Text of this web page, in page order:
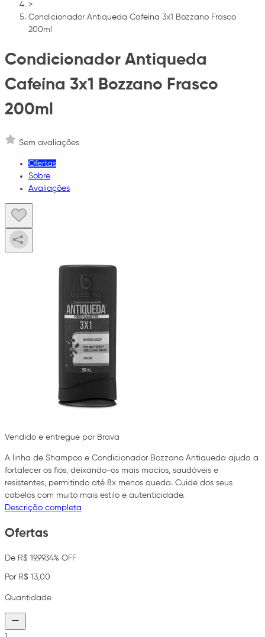
>
Condicionador Antiqueda Cafeína 3x1 Bozzano Frasco
200ml
Condicionador Antiqueda
Cafeína 3x1 Bozzano Frasco
200ml
Sem avaliações
Ofertas
Sobre
Avaliações
Vendido e entregue por Brava
A linha de Shampoo e Condicionador Bozzano Antiqueda ajuda a
fortalecer os fios, deixando-os mais macios, saudáveis e
resistentes, permitindo até 8x menos queda. Cuide dos seus
cabelos com muito mais estilo e autenticidade.
Descrição completa
Ofertas
De R$ 19,9934% OFF
Por R$ 13,00
Quantidade